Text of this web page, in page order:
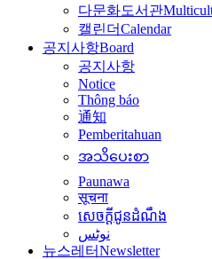
다문화도서관
캘린더Calendar
공지사항Board
공지사항
Notice
Thông báo
通知
Pemberitahuan
အသိပေးစာ
Paunawa
सूचना
សេចក្តីជូនដំណឹង
نوٹس
뉴스레터Newsletter